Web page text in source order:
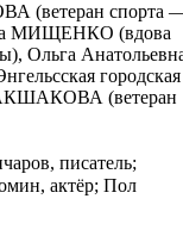
(ветеран спорта
МИЩЕНКО (вдова
Ольга
городская
(ветеран
писатель;
актёр; Пол